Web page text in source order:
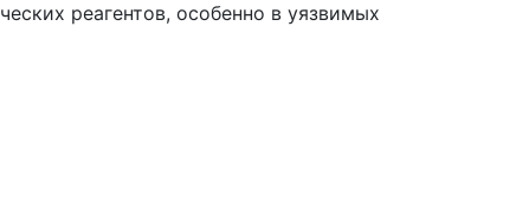
реагентов, особенно в уязвимых